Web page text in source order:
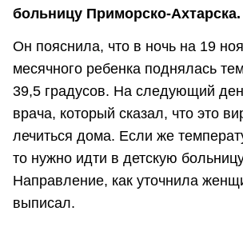
больницу Приморско-Ахтарска.
Он пояснила, что в ночь на 19
месячного ребенка поднялась
39,5 градусов. На следующий
врача, который сказал, что это
лечиться дома. Если же
то нужно идти в детскую
Направление, как уточнила
выписал.